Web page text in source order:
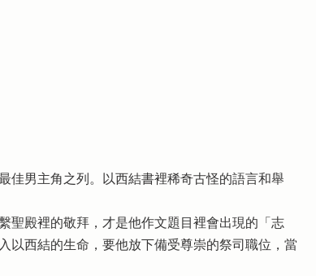
佳男主角之列。以西結書裡稀奇古怪的語言和舉
聖殿裡的敬拜，才是他作文題目裡會出現的「志
以西結的生命，要他放下備受尊崇的祭司職位，當